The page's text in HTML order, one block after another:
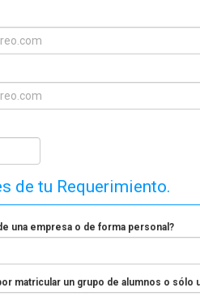
de tu Requerimiento.
una empresa o de forma personal?
matricular un grupo de alumnos o sólo